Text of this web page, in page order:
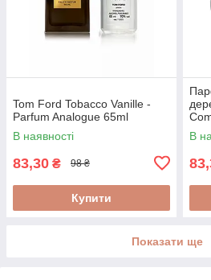
Tom Ford Tobacco Vanille -
Parfum Analogue 65ml
В наявності
83,30 ₴ 98 ₴
Купити
В
Показати ще